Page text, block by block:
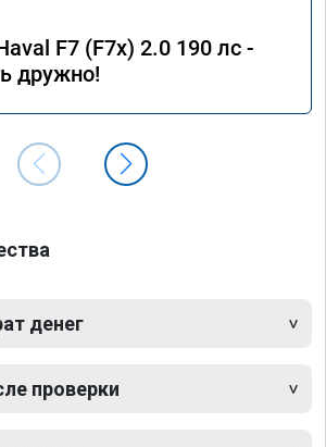
F7 (F7x) 2.0 190 лс -
дружно!
денег
проверки